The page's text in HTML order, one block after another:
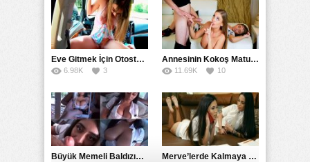
Eve Gitmek İçin Otostop Çeken Üniversiteli Bedelini Ödedi
6.98K 3
Annesinin Kokoş Mature Arkadaşı Tarafından Saksoya Uğradı
11.69K 10
Büyük Memeli Baldızının Takipçilerinin Çoğalması İçin Yardım Etti Merve’lerde Kalmaya Gelen Liseli Kız Fanteziyi Dibine Verdirdi